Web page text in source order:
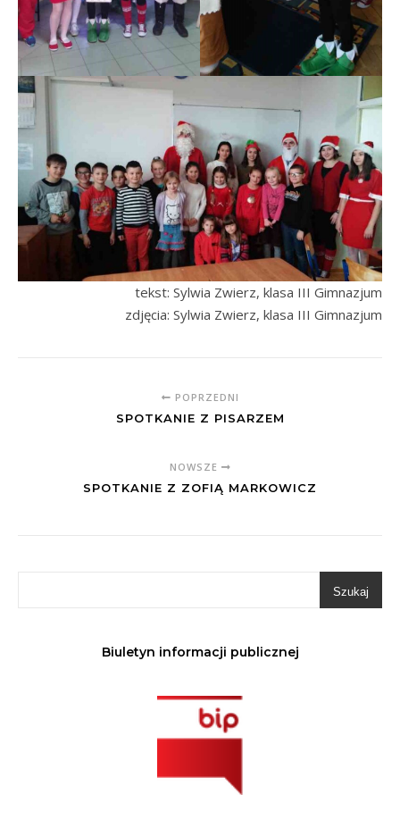
tekst: Sylwia Zwierz, klasa III Gimnazjum
zdjęcia: Sylwia Zwierz, klasa III Gimnazjum
POPRZEDNI
SPOTKANIE Z PISARZEM
NOWSZE
SPOTKANIE Z ZOFIĄ MARKOWICZ
Szukaj
Biuletyn informacji publicznej